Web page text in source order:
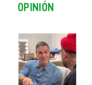
OPINIÓN